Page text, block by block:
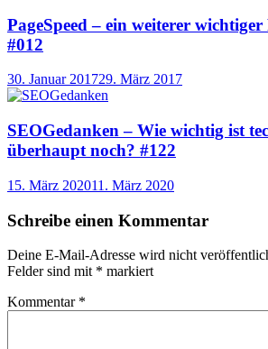
PageSpeed – ein weiterer
#012
30. Januar 201729. März 2017
SEOGedanken – Wie wichtig ist
überhaupt noch? #122
15. März 202011. März 2020
Schreibe einen Kommentar
Deine E-Mail-Adresse wird nicht
Felder sind mit * markiert
Kommentar *